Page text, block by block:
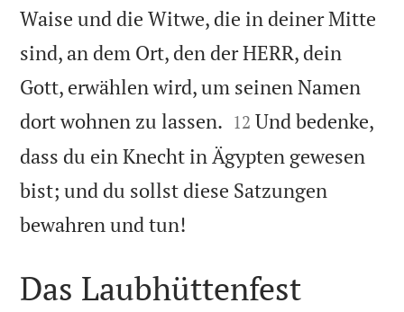
Waise und die Witwe, die in deiner Mitte
sind, an dem Ort, den der HERR, dein
Gott, erwählen wird, um seinen Namen
dort wohnen zu lassen. 

12 Und bedenke,
dass du ein Knecht in Ägypten gewesen
bist; und du sollst diese Satzungen
bewahren und tun!
Das Laubhüttenfest